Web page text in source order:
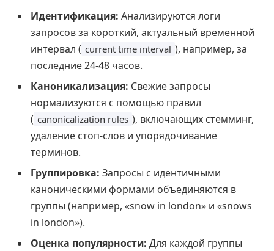
Идентификация: Анализируются логи
запросов за короткий, актуальный временной
интервал ( current time interval ), например, за
последние 24-48 часов.
Каноникализация: Свежие запросы
нормализуются с помощью правил
( canonicalization rules ), включающих стемминг,
удаление стоп-слов и упорядочивание
терминов.
Группировка: Запросы с идентичными
каноническими формами объединяются в
группы (например, «snow in london» и «snows
in london»).
Оценка популярности: Для каждой группы